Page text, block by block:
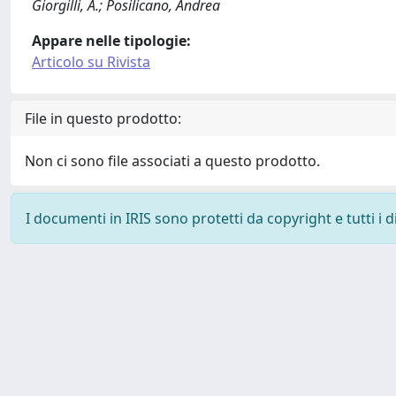
Giorgilli, A.; Posilicano, Andrea
Appare nelle tipologie:
Articolo su Rivista
File in questo prodotto:
Non ci sono file associati a questo prodotto.
I documenti in IRIS sono protetti da copyright e tutti i